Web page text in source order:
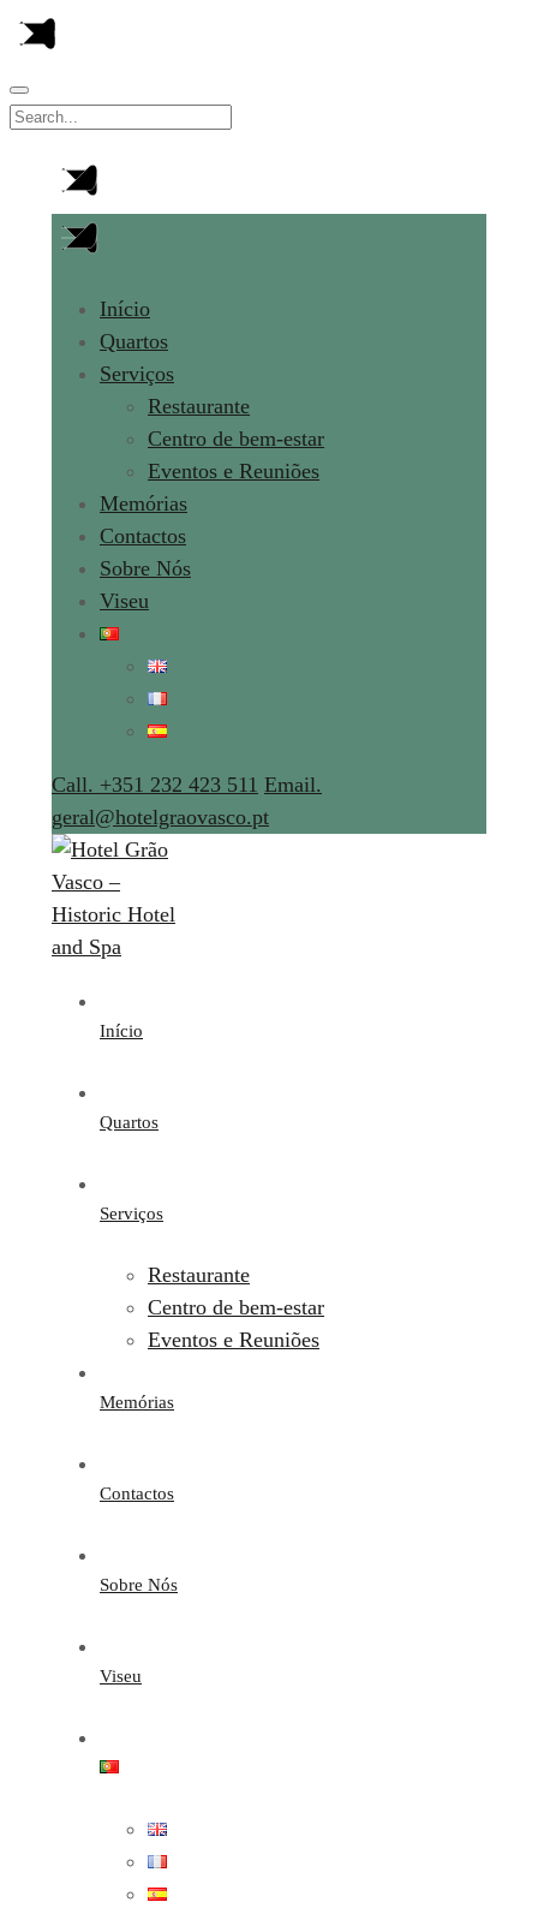
Início
Quartos
Serviços
Restaurante
Centro de bem-estar
Eventos e Reuniões
Memórias
Contactos
Sobre Nós
Viseu
Call. +351 232 423 511 Email.
geral@hotelgraovasco.pt
Início
Quartos
Serviços
Restaurante
Centro de bem-estar
Eventos e Reuniões
Memórias
Contactos
Sobre Nós
Viseu